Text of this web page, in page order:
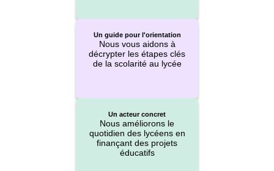
Un guide pour l'orientation
Nous vous aidons à
décrypter les étapes clés
de la scolarité au lycée
Un acteur concret
Nous améliorons le
quotidien des lycéens en
finançant des projets
éducatifs